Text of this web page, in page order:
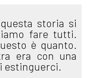
storia si
fare tutti.
è quanto.
era con una
estinguerci.